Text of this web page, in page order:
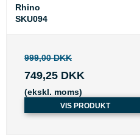
Rhino
SKU094
999,00 DKK
749,25 DKK
(ekskl. moms)
VIS PRODUKT